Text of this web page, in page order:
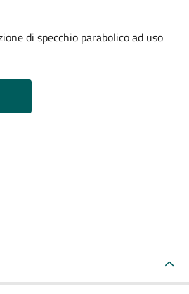
di specchio parabolico ad uso